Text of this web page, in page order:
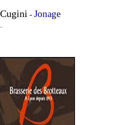
Cugini - Jonage
-